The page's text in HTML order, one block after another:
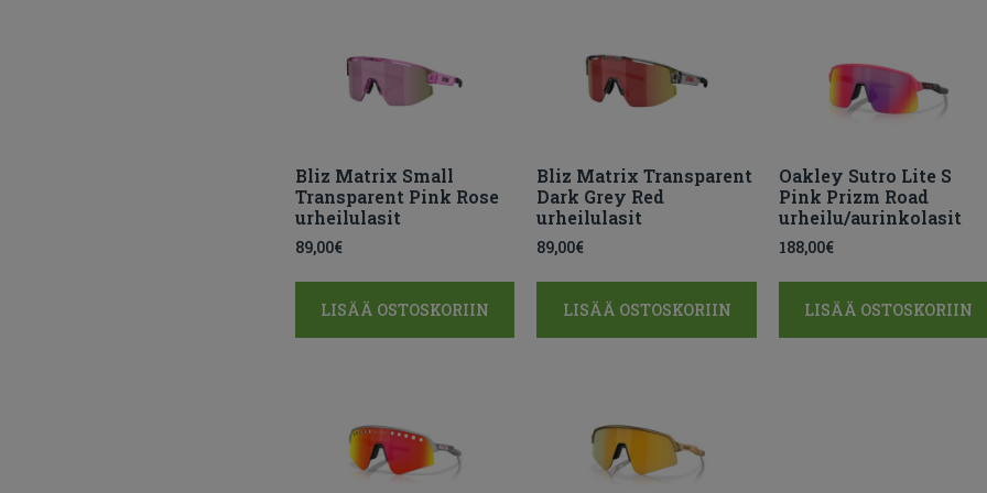
Bliz Matrix Small
Transparent Pink Rose
urheilulasit
89,00€
LISÄÄ OSTOSKORIIN
Bliz Matrix Transparent
Dark Grey Red
urheilulasit
89,00€
LISÄÄ OSTOSKORIIN
Oakley Sutro Lite S
Pink Prizm Road
urheilu/aurinkolasit
188,00€
LISÄÄ OSTOSKORIIN